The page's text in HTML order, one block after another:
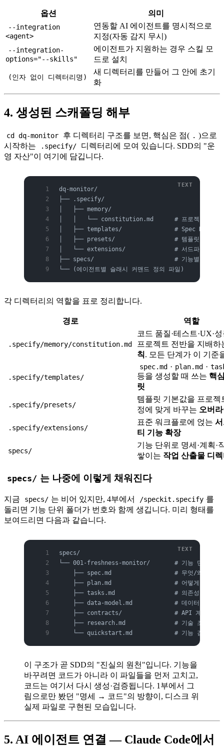
옵션 의미
--integration
<agent>
연동할 AI 에이전트를 명시적으로
지정(자동 감지 무시)
--integration-
options="--skills"
에이전트가 지원하는 경우 스킬 모
드로 설치
(인자 없이 디렉터리명)
새 디렉터리를 만들어 그 안에 초기
화
4. 생성된 스캐폴딩 해부
cd dq-monitor 후 디렉터리 구조를 보면, 핵심은 점( . )으로
시작하는
.specify/
디렉터리에 모여 있습니다. SDD의 "운
영 자산"이 여기에 담깁니다.
dq-monitor/
├── .specify/
│   ├── memory/
│   │   └── constitution.md      # 프로젝트를 관통
│   ├── templates/               # Spec Kit 핵심
│   ├── presets/                 # 템플릿 커스터마
│   └── extensions/              # 서드파티 기능
├── specs/                       # 기능별 산출물이
└── (에이전트별 슬래시 커맨드 정의 파일)
각 디렉터리의 역할을 표로 정리합니다.
경로 역할
.specify/memory/constitution.md
코드 품질·테스트·UX·
프로젝트 전반을 지배
칙. 모든 단계가 이 기준
.specify/templates/
spec.md · plan.md ·
등을 생성할 때 쓰는 핵
릿
.specify/presets/
템플릿 기본값을 프로젝
정에 맞게 바꾸는 오버
.specify/extensions/
표준 워크플로에 얹는
티 기능 확장
specs/
기능 단위로 명세·계획·
쌓이는 작업 산출물 디
specs/ 는 나중에 이렇게 채워진다
지금 specs/ 는 비어 있지만, 4부에서 /speckit.specify 를
돌리면 기능 단위 폴더가 번호와 함께 생깁니다. 미리 형태를
보여드리면 다음과 같습니다.
specs/
└── 001-freshness-monitor/       # 기능 단위(번
├── spec.md                  # 무엇/왜 — 요구
├── plan.md                  # 어떻게 — 기술
├── tasks.md                 # 의존성 순서가
├── data-model.md            # 데이터 모델(엔
├── contracts/               # API 계약(인터
├── research.md              # 기술 조사·의사
└── quickstart.md            # 기능 검증용 빠
이 구조가 곧 SDD의 "진실의 원천"입니다. 기능을
바꾸려면 코드가 아니라 이 파일들을 먼저 고치고,
코드는 여기서 다시 생성·검증됩니다. 1부에서 그
림으로만 봤던 "명세 → 코드"의 방향이, 디스크 위
실제 파일로 구현된 모습입니다.
5. AI 에이전트 연결 — Claude Code에서